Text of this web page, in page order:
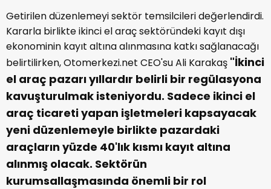
Getirilen düzenlemeyi sektör temsilcileri değerlendirdi.
Kararla birlikte ikinci el araç sektöründeki kayıt dışı
ekonominin kayıt altına alınmasına katkı sağlanacağı
belirtilirken, Otomerkezi.net CEO'su Ali Karakaş "İkinci
el araç pazarı yıllardır belirli bir regülasyona
kavuşturulmak isteniyordu. Sadece ikinci el
araç ticareti yapan işletmeleri kapsayacak
yeni düzenlemeyle birlikte pazardaki
araçların yüzde 40'lık kısmı kayıt altına
alınmış olacak. Sektörün
kurumsallaşmasında önemli bir rol